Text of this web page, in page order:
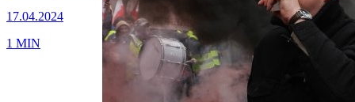
17.04.2024
1 MIN